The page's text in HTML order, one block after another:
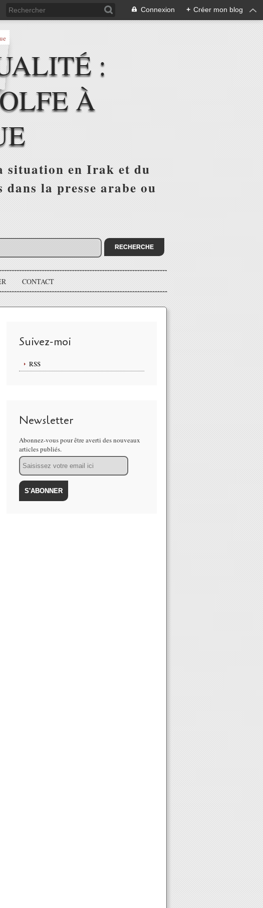
Connexion + Créer mon blog
:
À
situation en Irak et du
la presse arabe ou
CONTACT
Suivez-moi
RSS
Newsletter
Abonnez-vous pour être averti des nouveaux
articles publiés.
Email